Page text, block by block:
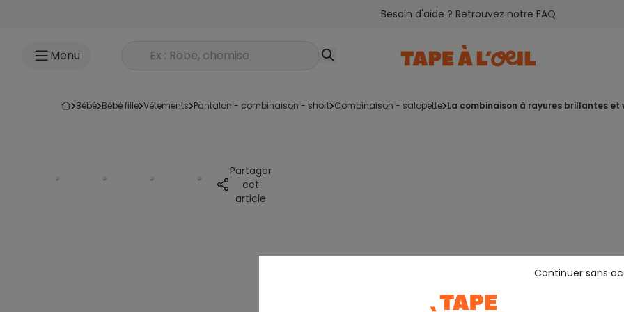
Besoin d'aide ? Retrouvez notre FAQ
Menu Rechercher un produit
bébé bébé fille vêtements pantalon - combinaison - short combinaison - salopette la combinaison à rayures brillantes et
Partager
cet
article
Continuer sans